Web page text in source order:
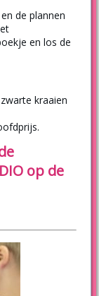
de plannen
en los de
kraaien
op de